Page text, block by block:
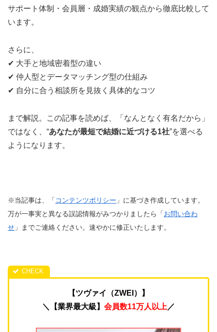
サポート体制・会員層・成婚実績の観点から徹底比較して
います。
さらに、
✔ 大手と地域密着型の違い
✔ 仲人型とデータマッチング型の仕組み
✔ 自分に合う相談所を見抜く具体的なコツ
まで解説。この記事を読めば、「なんとなく有名だから」
ではなく、“あなたが最短で結婚に近づける1社”を選べる
ようになります。
※当記事は、「 コンテンツポリシー 」に基づき作成しています。
万が一事実と異なる誤認情報がみつかりましたら「お問い合わ
せ 」までご連絡ください。速やかに修正いたします。
【ツヴァイ（ZWEI）】
＼【業界最大級】 会員数11万人以上 ／